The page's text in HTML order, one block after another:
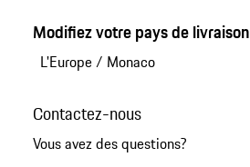
Modifiez votre pays de livraison
L'Europe/ Monaco
Contactez-nous
Vous avez des questions?